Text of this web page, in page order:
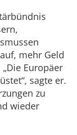
mehr Geld
Europäer
sagte er.
zu
wieder